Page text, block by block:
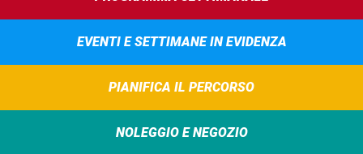
EVENTI E SETTIMANE IN EVIDENZA
PIANIFICA IL PERCORSO
NOLEGGIO E NEGOZIO